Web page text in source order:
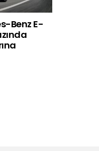
Benz E-